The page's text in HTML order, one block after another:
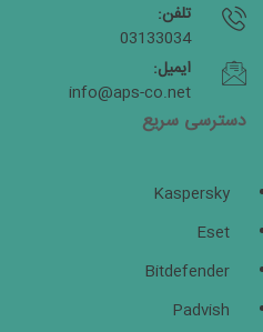
تلفن:
03133034
ایمیل:
info@aps-co.net
دسترسی سریع
Kaspersky
Eset
Bitdefender
Padvish